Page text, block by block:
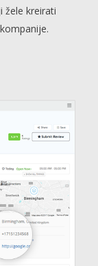
žele kreirati